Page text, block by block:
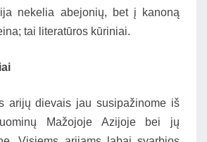
nekelia abejonių, bet į kanoną
tai literatūros kūriniai.
arijų dievais jau susipažinome iš
Mažojoje Azijoje bei jų